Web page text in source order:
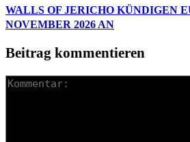
WALLS OF JERICHO KÜNDIGEN
NOVEMBER 2026 AN
Beitrag kommentieren